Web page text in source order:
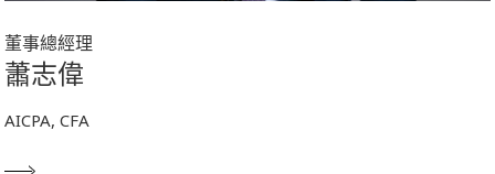
董事總經理
蕭志偉
AICPA, CFA